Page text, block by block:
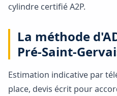
cylindre certifié A2P.
La méthode
Pré-Saint-
Estimation indicative par
place, devis écrit pour